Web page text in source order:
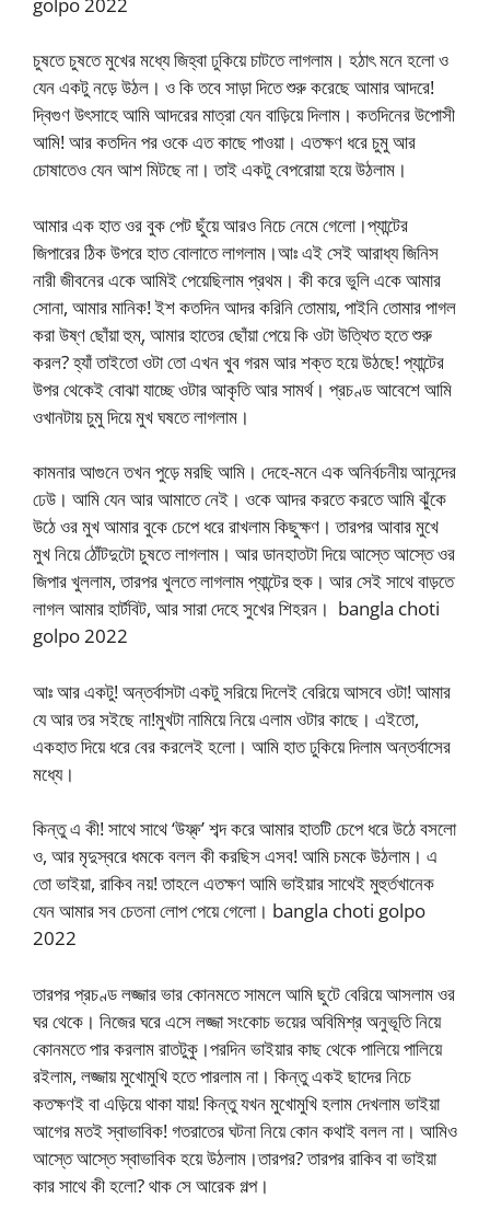
চুষতে চুষতে মুখের মধ্যে জিহ্বা ঢুকিয়ে চাটতে লাগলাম। হঠাৎ মনে হলো ও
যেন একটু নড়ে উঠল। ও কি তবে সাড়া দিতে শুরু করেছে আমার আদরে!
দ্বিগুণ উৎসাহে আমি আদরের মাত্রা যেন বাড়িয়ে দিলাম। কতদিনের উপোসী
আমি! আর কতদিন পর ওকে এত কাছে পাওয়া। এতক্ষণ ধরে চুমু আর
চোষাতেও যেন আশ মিটছে না। তাই একটু বেপরোয়া হয়ে উঠলাম।
আমার এক হাত ওর বুক পেট ছুঁয়ে আরও নিচে নেমে গেলো।প্যান্টের
জিপারের ঠিক উপরে হাত বোলাতে লাগলাম।আঃ এই সেই আরাধ্য জিনিস
নারী জীবনের একে আমিই পেয়েছিলাম প্রথম। কী করে ভুলি একে আমার
সোনা, আমার মানিক! ইশ কতদিন আদর করিনি তোমায়, পাইনি তোমার পাগল
করা উষ্ণ ছোঁয়া হুম্, আমার হাতের ছোঁয়া পেয়ে কি ওটা উত্থিত হতে শুরু
করল? হ্যাঁ তাইতো ওটা তো এখন খুব গরম আর শক্ত হয়ে উঠছে! প্যান্টের
উপর থেকেই বোঝা যাচ্ছে ওটার আকৃতি আর সামর্থ। প্রচণ্ড আবেশে আমি
ওখানটায় চুমু দিয়ে মুখ ঘষতে লাগলাম।
কামনার আগুনে তখন পুড়ে মরছি আমি। দেহে-মনে এক অনির্বচনীয় আনন্দের
ঢেউ। আমি যেন আর আমাতে নেই। ওকে আদর করতে করতে আমি ঝুঁকে
উঠে ওর মুখ আমার বুকে চেপে ধরে রাখলাম কিছুক্ষণ। তারপর আবার মুখে
মুখ নিয়ে ঠোঁটদুটো চুষতে লাগলাম। আর ডানহাতটা দিয়ে আস্তে আস্তে ওর
জিপার খুললাম, তারপর খুলতে লাগলাম প্যান্টের হুক। আর সেই সাথে বাড়তে
লাগল আমার হার্টবিট, আর সারা দেহে সুখের শিহরন। bangla choti
golpo 2022
আঃ আর একটু! অন্তর্বাসটা একটু সরিয়ে দিলেই বেরিয়ে আসবে ওটা! আমার
যে আর তর সইছে না!মুখটা নামিয়ে নিয়ে এলাম ওটার কাছে। এইতো,
একহাত দিয়ে ধরে বের করলেই হলো। আমি হাত ঢুকিয়ে দিলাম অন্তর্বাসের
মধ্যে।
কিন্তু এ কী! সাথে সাথে ‘উফ্ফ্’ শব্দ করে আমার হাতটি চেপে ধরে উঠে বসলো
ও, আর মৃদুস্বরে ধমকে বলল কী করছিস এসব! আমি চমকে উঠলাম। এ
তো ভাইয়া, রাকিব নয়! তাহলে এতক্ষণ আমি ভাইয়ার সাথেই মুহুর্তখানেক
যেন আমার সব চেতনা লোপ পেয়ে গেলো। bangla choti golpo
2022
তারপর প্রচণ্ড লজ্জার ভার কোনমতে সামলে আমি ছুটে বেরিয়ে আসলাম ওর
ঘর থেকে। নিজের ঘরে এসে লজ্জা সংকোচ ভয়ের অবিমিশ্র অনুভূতি নিয়ে
কোনমতে পার করলাম রাতটুকু।পরদিন ভাইয়ার কাছ থেকে পালিয়ে পালিয়ে
রইলাম, লজ্জায় মুখোমুখি হতে পারলাম না। কিন্তু একই ছাদের নিচে
কতক্ষণই বা এড়িয়ে থাকা যায়! কিন্তু যখন মুখোমুখি হলাম দেখলাম ভাইয়া
আগের মতই স্বাভাবিক! গতরাতের ঘটনা নিয়ে কোন কথাই বলল না। আমিও
আস্তে আস্তে স্বাভাবিক হয়ে উঠলাম।তারপর? তারপর রাকিব বা ভাইয়া
কার সাথে কী হলো? থাক সে আরেক গল্প।